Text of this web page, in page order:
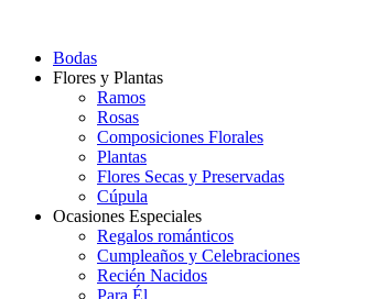
Bodas
Flores y Plantas
Ramos
Rosas
Composiciones Florales
Plantas
Flores Secas y Preservadas
Cúpula
Ocasiones Especiales
Regalos románticos
Cumpleaños y Celebraciones
Recién Nacidos
Para Él